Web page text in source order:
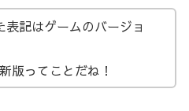
表記はゲームのバージョ
版ってことだね！